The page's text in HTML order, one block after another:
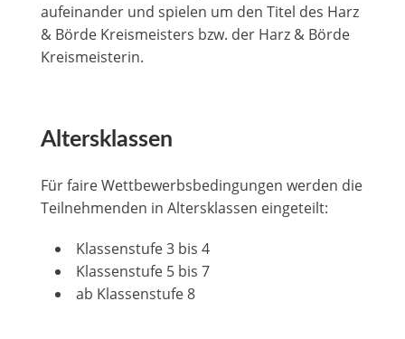
aufeinander und spielen um den Titel des Harz
& Börde Kreismeisters bzw. der Harz & Börde
Kreismeisterin.
Altersklassen
Für faire Wettbewerbsbedingungen werden die
Teilnehmenden in Altersklassen eingeteilt:
Klassenstufe 3 bis 4
Klassenstufe 5 bis 7
ab Klassenstufe 8